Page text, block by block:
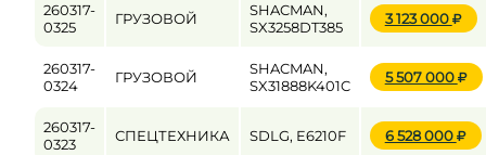
Цена
260317-
0325
ГРУЗОВОЙ
SHACMAN,
SX3258DT385
3 123 000
260317-
0324
ГРУЗОВОЙ
SHACMAN,
SX31888K401C
5 507 000
260317-
0323
СПЕЦТЕХНИКА SDLG, E6210F 6 528 000